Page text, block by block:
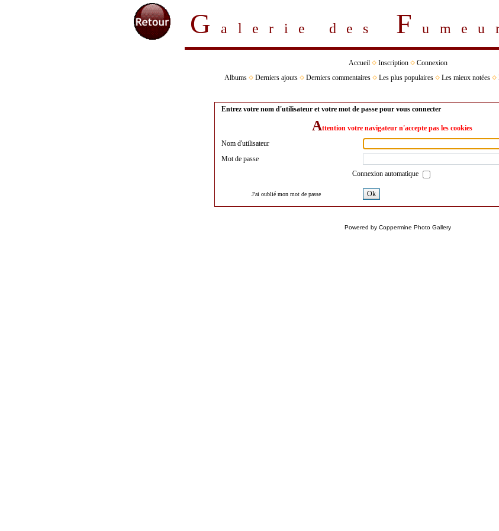
Galerie des F
Accueil Inscription
Connexion
Albums
Derniers ajouts Derniers commentaires Les plus populaires Les mieux notées
Entrez votre nom d'utilisateur et votre mot de passe pour vous connecter
Attention votre navigateur n'accepte pas les cookies
Nom d'utilisateur
Mot de passe
Connexion automatique
J'ai oublié mon mot de passe Ok
Powered by Coppermine Photo Gallery